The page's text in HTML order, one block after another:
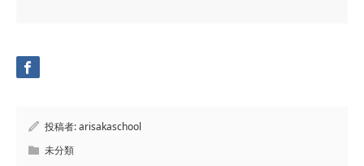
投稿者:arisakaschool
未分類